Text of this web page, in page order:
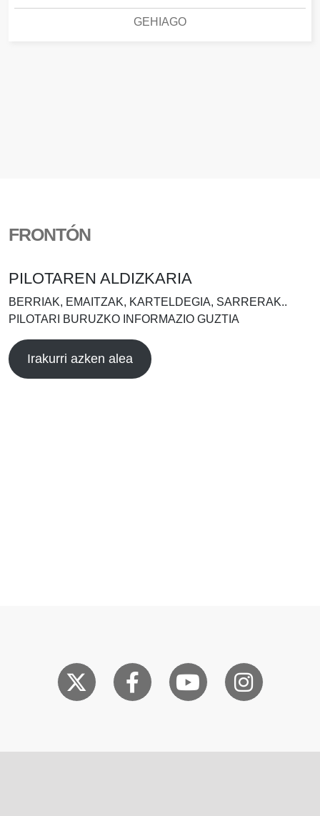
GEHIAGO
FRONTÓN
PILOTAREN ALDIZKARIA
BERRIAK, EMAITZAK, KARTELDEGIA, SARRERAK..
PILOTARI BURUZKO INFORMAZIO GUZTIA
Irakurri azken alea